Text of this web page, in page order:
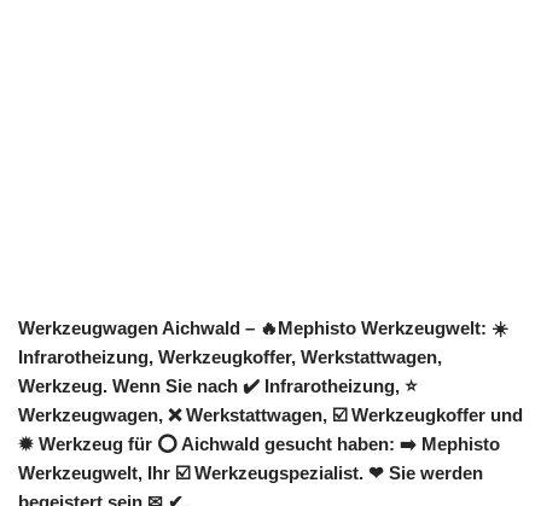
Werkzeugwagen Aichwald – 🔥Mephisto Werkzeugwelt: ☀️
Infrarotheizung, Werkzeugkoffer, Werkstattwagen,
Werkzeug. Wenn Sie nach ✔️ Infrarotheizung, ⭐
Werkzeugwagen, ❌ Werkstattwagen, ☑️ Werkzeugkoffer und
✹ Werkzeug für ⭕ Aichwald gesucht haben: ➡️ Mephisto
Werkzeugwelt, Ihr ☑️ Werkzeugspezialist. ❤ Sie werden